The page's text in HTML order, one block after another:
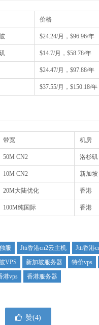
价格
$24.24/月，$96.96/年
$14.7/月，$58.78/年
$24.47/月，$97.88/年
$37.55/月，$150.18/年
带宽 机房
50M CN2 洛杉矶
10M CN2 新加坡
20M大陆优化 香港
100M纯国际 香港
服 Jtti香港cn2云主机 Jtti香港
VPS 新加坡服务器 特价vps
港vps
香港服务器
赞(4)